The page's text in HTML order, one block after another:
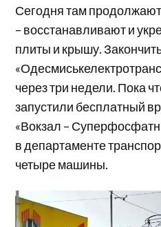
Сегодня там
– восстанавливают и
плиты и крышу.
через три недели. Пока
запустили бесплатный
«Вокзал –
в департаменте
четыре машины.